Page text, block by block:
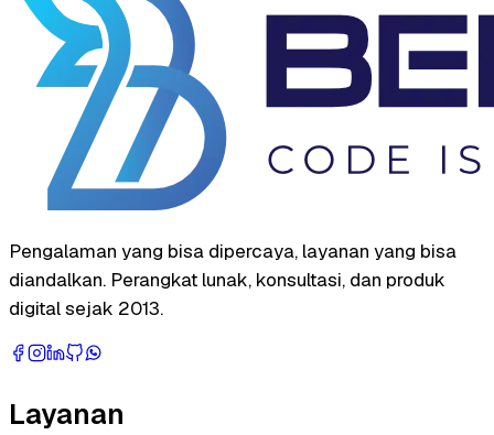
Pengalaman yang bisa dipercaya, layanan yang bisa
diandalkan. Perangkat lunak, konsultasi, dan produk
digital sejak 2013.
Layanan